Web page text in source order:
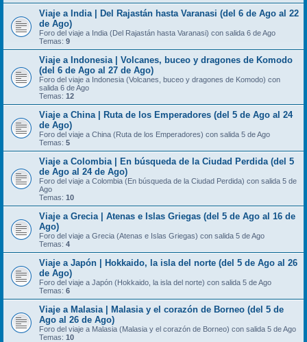
Viaje a India | Del Rajastán hasta Varanasi (del 6 de Ago al 22
de Ago)
Foro del viaje a India (Del Rajastán hasta Varanasi) con salida 6 de Ago
Temas: 9
Viaje a Indonesia | Volcanes, buceo y dragones de Komodo
(del 6 de Ago al 27 de Ago)
Foro del viaje a Indonesia (Volcanes, buceo y dragones de Komodo) con
salida 6 de Ago
Temas: 12
Viaje a China | Ruta de los Emperadores (del 5 de Ago al 24
de Ago)
Foro del viaje a China (Ruta de los Emperadores) con salida 5 de Ago
Temas: 5
Viaje a Colombia | En búsqueda de la Ciudad Perdida (del 5
de Ago al 24 de Ago)
Foro del viaje a Colombia (En búsqueda de la Ciudad Perdida) con salida 5 de
Ago
Temas: 10
Viaje a Grecia | Atenas e Islas Griegas (del 5 de Ago al 16 de
Ago)
Foro del viaje a Grecia (Atenas e Islas Griegas) con salida 5 de Ago
Temas: 4
Viaje a Japón | Hokkaido, la isla del norte (del 5 de Ago al 26
de Ago)
Foro del viaje a Japón (Hokkaido, la isla del norte) con salida 5 de Ago
Temas: 6
Viaje a Malasia | Malasia y el corazón de Borneo (del 5 de
Ago al 26 de Ago)
Foro del viaje a Malasia (Malasia y el corazón de Borneo) con salida 5 de Ago
Temas: 10